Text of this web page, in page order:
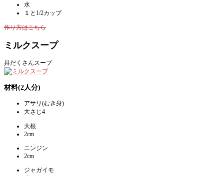
水
１と1/2カップ
作り方はこちら
ミルクスープ
具だくさんスープ
材料(2人分)
アサリ(むき身)
大さじ4
大根
2cm
ニンジン
2cm
ジャガイモ